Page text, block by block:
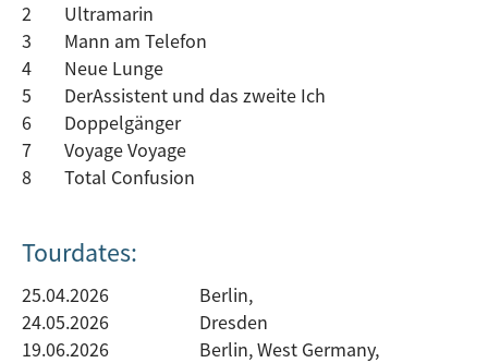
2
Ultramarin
3
Mann am Telefon
4
Neue Lunge
5
DerAssistent und das zweite Ich
6
Doppelgänger
7
Voyage Voyage
8
Total Confusion
Tourdates:
25.04.2026
Berlin,
24.05.2026
Dresden
19.06.2026
Berlin, West Germany,